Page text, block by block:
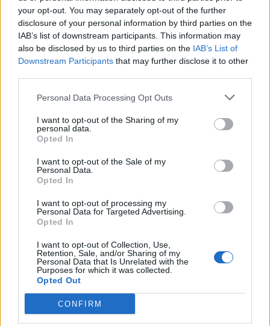
your opt-out. You may separately opt-out of the further
disclosure of your personal information by third parties on the
IAB’s list of downstream participants. This information may
also be disclosed by us to third parties on the IAB’s List of
Downstream Participants that may further disclose it to other
Personal Data Processing Opt Outs
I want to opt-out of the Sharing of my
personal data.
Opted In
I want to opt-out of the Sale of my
Personal Data.
Opted In
I want to opt-out of processing my
Personal Data for Targeted Advertising.
Opted In
I want to opt-out of Collection, Use,
Retention, Sale, and/or Sharing of my
Personal Data that Is Unrelated with the
Purposes for which it was collected.
Opted Out
CONFIRM
Kurzgeschichte Teil 7 - Verräter
Holzbein-Willy
Antworten:
0 13 November 2013
Kurzgeschichte Teil 6 - Die Abschlussfeier
Holzbein-Willy
Antworten:
0 13 November 2013
Holzbein-Willy
Antworten:
0 13 November 2013
Kurz Geschichte Teil 3 - Valyrion Pontar
Antworten:
0 13 November 2013
Kurz Geschichte Teil 2 - Keine Freunde
Holzbein-Willy
Kurz Geschichte Teil 1 - Der Auftrag
Holzbein-Willy
Haus Lodos
Holzbein-Willy
Antworten:
0 13 November 2013
Haus Buthu
Holzbein-Willy
Antworten:
0 13 November 2013
Haus Sobek